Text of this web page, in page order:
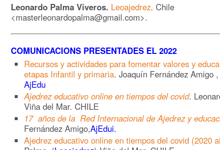
Leonardo Palma Viveros. Leoajedrez. Chile
<masterleonardopalma@gmail.com>.
COMUNICACIONS PRESENTADES EL 2022
Recursos y actividades para fomentar valores y
etapas Infantil y primaria. Joaquín Fernández Amigo
AjEdu
Ajedrez educativo online en tiempos del covid.
Viña del Mar. CHILE
17 años de la Red Internacional de Ajedrez y
Fernández Amigo,AjEdui.
Ajedrez educativo online en tiempos del covid (2020